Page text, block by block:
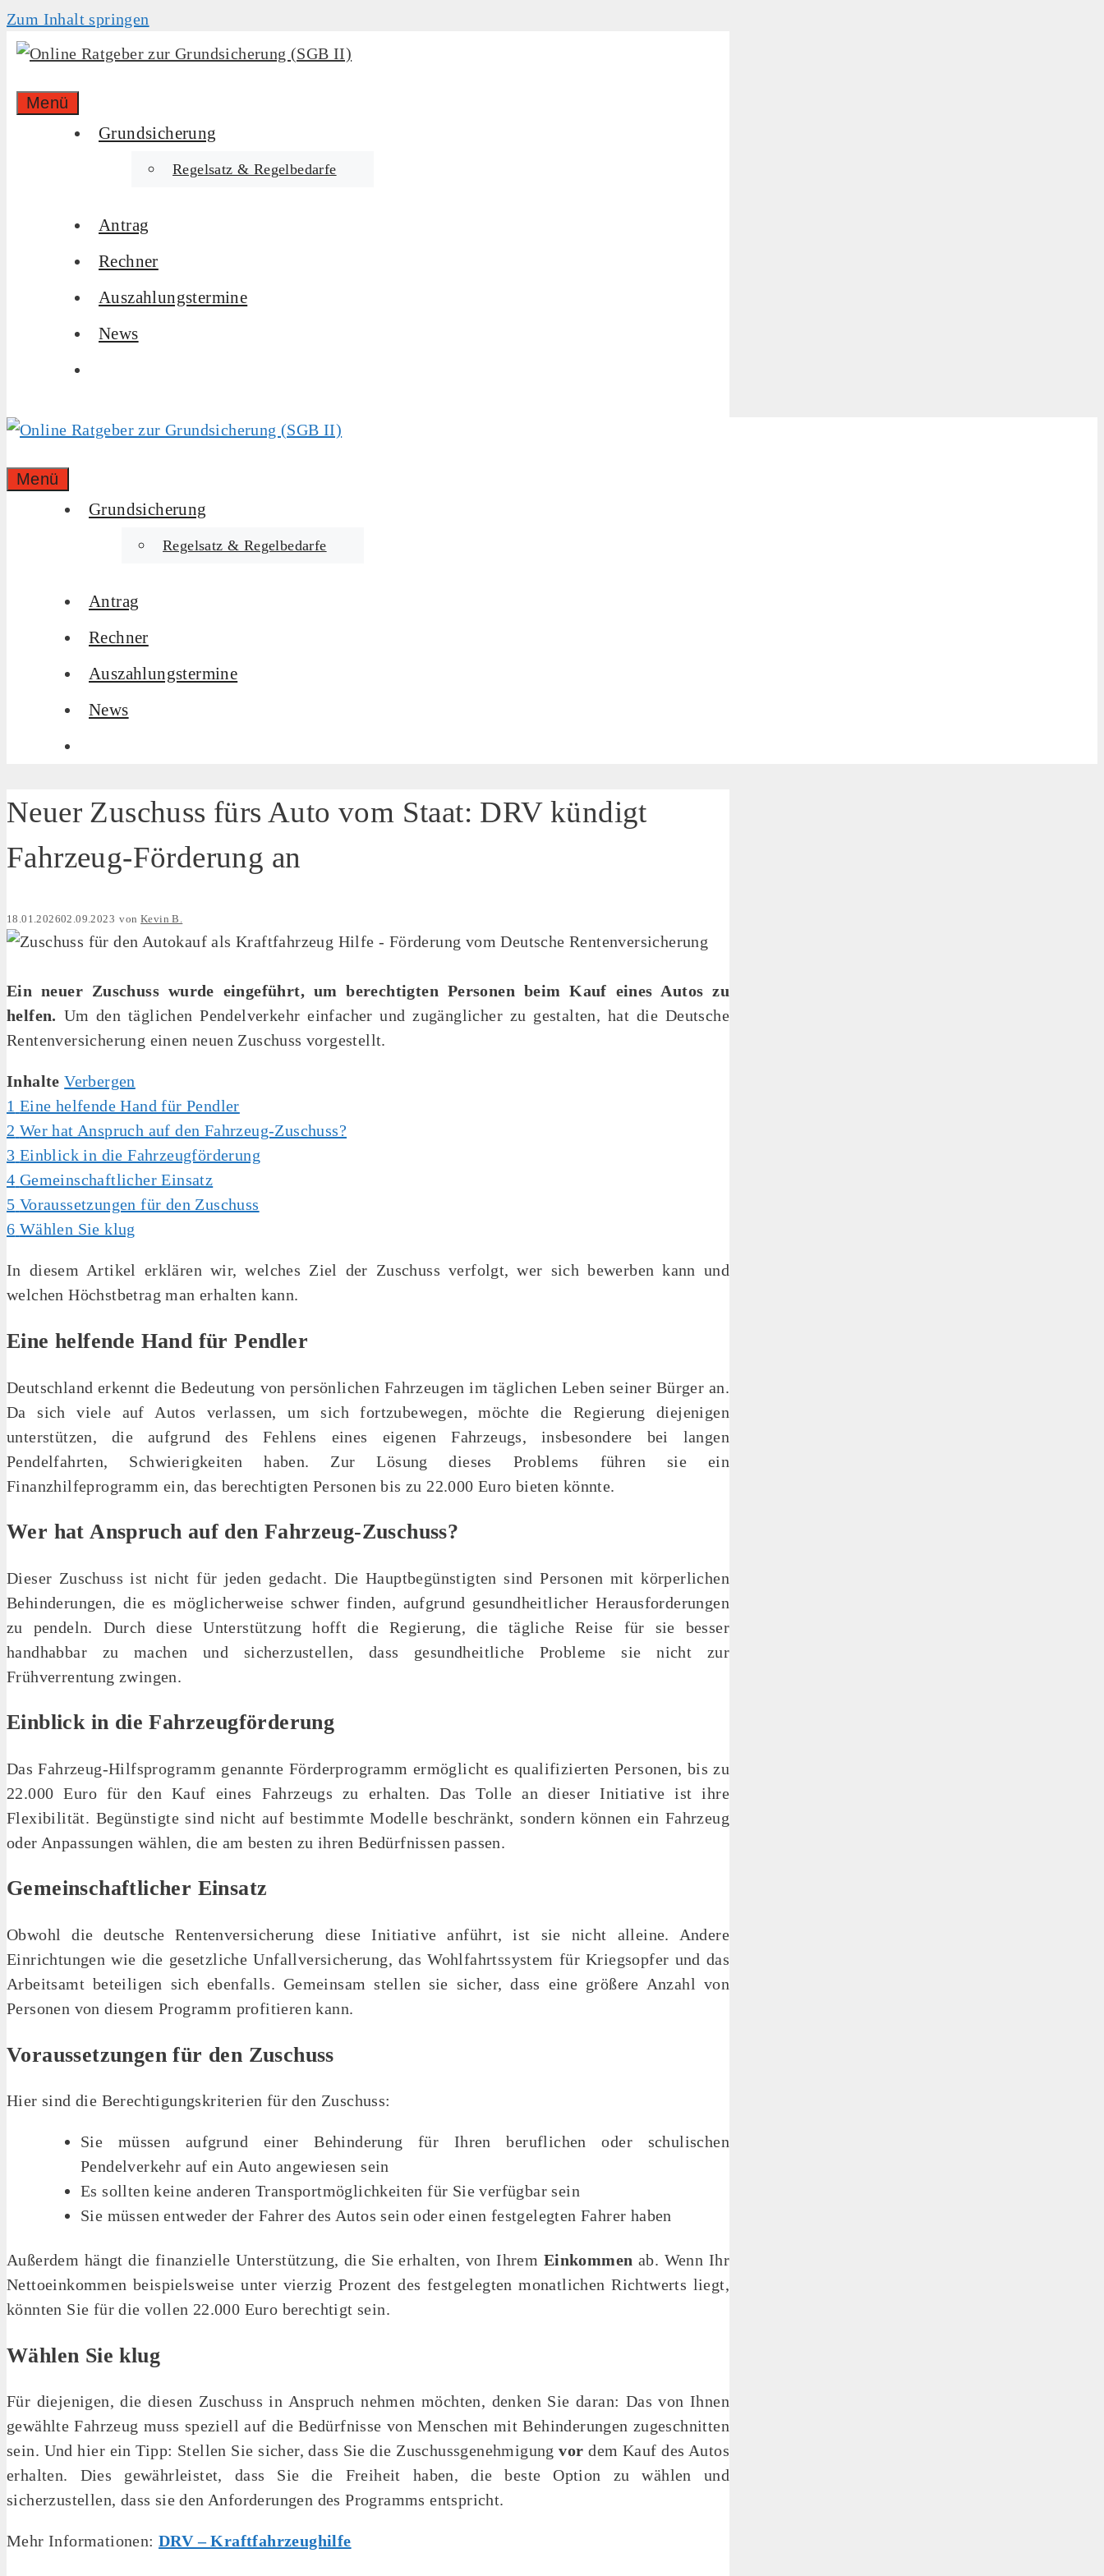
Zum Inhalt springen
Menü
Grundsicherung
Regelsatz & Regelbedarfe
Antrag
Rechner
Auszahlungstermine
News
Menü
Grundsicherung
Regelsatz & Regelbedarfe
Antrag
Rechner
Auszahlungstermine
News
Neuer Zuschuss fürs Auto vom Staat: DRV kündigt
Fahrzeug-Förderung an
18.01.202602.09.2023 vonKevin B.
Ein neuer Zuschuss wurde eingeführt, um berechtigten Personen beim Kauf eines Autos zu
helfen. Um den täglichen Pendelverkehr einfacher und zugänglicher zu gestalten, hat die Deutsche
Rentenversicherung einen neuen Zuschuss vorgestellt.
Inhalte Verbergen
1 Eine helfende Hand für Pendler
2 Wer hat Anspruch auf den Fahrzeug-Zuschuss?
3 Einblick in die Fahrzeugförderung
4 Gemeinschaftlicher Einsatz
5 Voraussetzungen für den Zuschuss
6 Wählen Sie klug
In diesem Artikel erklären wir, welches Ziel der Zuschuss verfolgt, wer sich bewerben kann und
welchen Höchstbetrag man erhalten kann.
Eine helfende Hand für Pendler
Deutschland erkennt die Bedeutung von persönlichen Fahrzeugen im täglichen Leben seiner Bürger an.
Da sich viele auf Autos verlassen, um sich fortzubewegen, möchte die Regierung diejenigen
unterstützen, die aufgrund des Fehlens eines eigenen Fahrzeugs, insbesondere bei langen
Pendelfahrten, Schwierigkeiten haben. Zur Lösung dieses Problems führen sie ein
Finanzhilfeprogramm ein, das berechtigten Personen bis zu 22.000 Euro bieten könnte.
Wer hat Anspruch auf den Fahrzeug-Zuschuss?
Dieser Zuschuss ist nicht für jeden gedacht. Die Hauptbegünstigten sind Personen mit körperlichen
Behinderungen, die es möglicherweise schwer finden, aufgrund gesundheitlicher Herausforderungen
zu pendeln. Durch diese Unterstützung hofft die Regierung, die tägliche Reise für sie besser
handhabbar zu machen und sicherzustellen, dass gesundheitliche Probleme sie nicht zur
Frühverrentung zwingen.
Einblick in die Fahrzeugförderung
Das Fahrzeug-Hilfsprogramm genannte Förderprogramm ermöglicht es qualifizierten Personen, bis zu
22.000 Euro für den Kauf eines Fahrzeugs zu erhalten. Das Tolle an dieser Initiative ist ihre
Flexibilität. Begünstigte sind nicht auf bestimmte Modelle beschränkt, sondern können ein Fahrzeug
oder Anpassungen wählen, die am besten zu ihren Bedürfnissen passen.
Gemeinschaftlicher Einsatz
Obwohl die deutsche Rentenversicherung diese Initiative anführt, ist sie nicht alleine. Andere
Einrichtungen wie die gesetzliche Unfallversicherung, das Wohlfahrtssystem für Kriegsopfer und das
Arbeitsamt beteiligen sich ebenfalls. Gemeinsam stellen sie sicher, dass eine größere Anzahl von
Personen von diesem Programm profitieren kann.
Voraussetzungen für den Zuschuss
Hier sind die Berechtigungskriterien für den Zuschuss:
Sie müssen aufgrund einer Behinderung für Ihren beruflichen oder schulischen
Pendelverkehr auf ein Auto angewiesen sein
Es sollten keine anderen Transportmöglichkeiten für Sie verfügbar sein
Sie müssen entweder der Fahrer des Autos sein oder einen festgelegten Fahrer haben
Außerdem hängt die finanzielle Unterstützung, die Sie erhalten, von Ihrem Einkommen ab. Wenn Ihr
Nettoeinkommen beispielsweise unter vierzig Prozent des festgelegten monatlichen Richtwerts liegt,
könnten Sie für die vollen 22.000 Euro berechtigt sein.
Wählen Sie klug
Für diejenigen, die diesen Zuschuss in Anspruch nehmen möchten, denken Sie daran: Das von Ihnen
gewählte Fahrzeug muss speziell auf die Bedürfnisse von Menschen mit Behinderungen zugeschnitten
sein. Und hier ein Tipp: Stellen Sie sicher, dass Sie die Zuschussgenehmigungvor dem Kauf des Autos
erhalten. Dies gewährleistet, dass Sie die Freiheit haben, die beste Option zu wählen und
sicherzustellen, dass sie den Anforderungen des Programms entspricht.
Mehr Informationen: DRV – Kraftfahrzeughilfe